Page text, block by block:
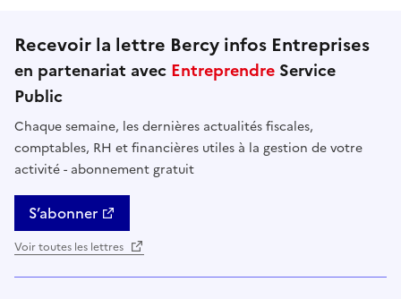
Recevoir la lettre Bercy infos Entreprises
en partenariat avec Entreprendre Service
Public
Chaque semaine, les dernières actualités fiscales,
comptables, RH et financières utiles à la gestion de votre
activité - abonnement gratuit
S’abonner
Voir toutes les lettres